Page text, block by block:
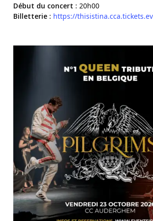
Début du concert : 20h00
Billetterie : https://